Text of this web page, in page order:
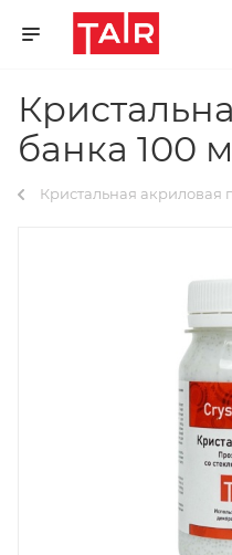
банка 100
Кристальная акриловая